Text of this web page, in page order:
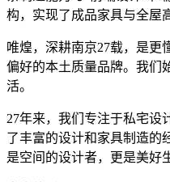
构，实现了成品家具与全屋
唯煌，深耕南京27载，是更
偏好的本土质量品牌。我们
活。
27年来，我们专注于私宅设
了丰富的设计和家具制造的
是空间的设计者，更是美好